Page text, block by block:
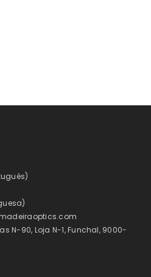
N-90, Loja N-1, Funchal, 9000-